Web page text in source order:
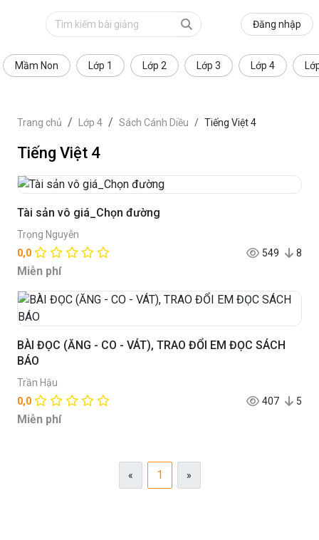
Đăng nhập
Mầm Non Lớp 1 Lớp 2 Lớp 3 Lớp 4
Trang chủ Lớp 4 Sách Cánh Diều Tiếng Việt 4
Tiếng Việt 4
Tài sản vô giá_Chọn đường
Trọng Nguyễn
0,0
549 8
Miễn phí
BÀI ĐỌC (ĂNG - CO - VÁT), TRAO ĐỔI EM ĐỌC SÁCH
BÁO
Trần Hậu
0,0
407 5
Miễn phí
« 1 »